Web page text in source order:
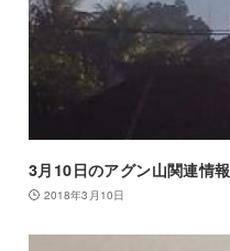
3月10日のアグン山関連情報
2018年3月10日